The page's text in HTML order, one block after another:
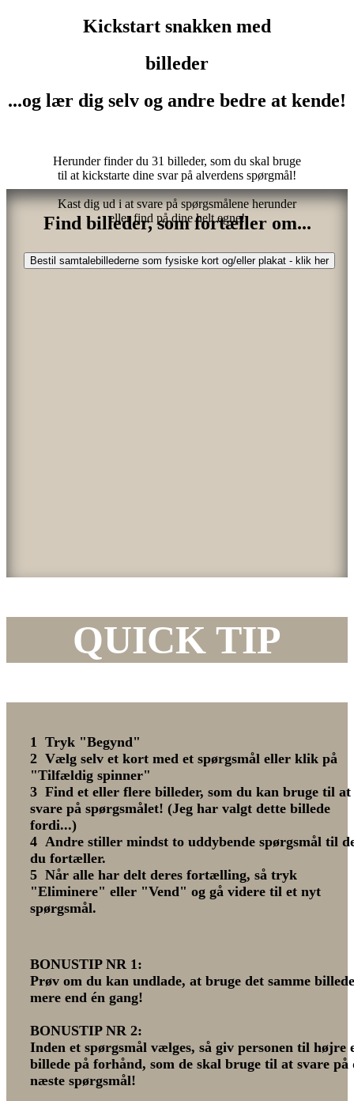
Kickstart snakken med
billeder
...og lær dig selv og andre bedre at kende!
Herunder finder du 31 billeder, som du skal bruge
til at kickstarte dine svar på alverdens spørgmål!
Kast dig ud i at svare på spørgsmålene herunder
eller find på dine helt egne!
Bestil samtalebillederne som fysiske kort og/eller plakat - klik her
Find billeder, som fortæller om...
QUICK TIP
1 Tryk "Begynd"
2 Vælg selv et kort med et spørgsmål eller klik på
"Tilfældig spinner"
3 Find et eller flere billeder, som du kan bruge til at
svare på spørgsmålet! (Jeg har valgt dette billede
fordi...)
4 Andre stiller mindst to uddybende spørgsmål til
du fortæller.
5 Når alle har delt deres fortælling, så tryk
"Eliminere" eller "Vend" og gå videre til et nyt
spørgsmål.
BONUSTIP NR 1:
Prøv om du kan undlade, at bruge det samme billede
mere end én gang!
BONUSTIP NR 2:
Inden et spørgsmål vælges, så giv personen til højre
billede på forhånd, som de skal bruge til at svare på
næste spørgsmål!